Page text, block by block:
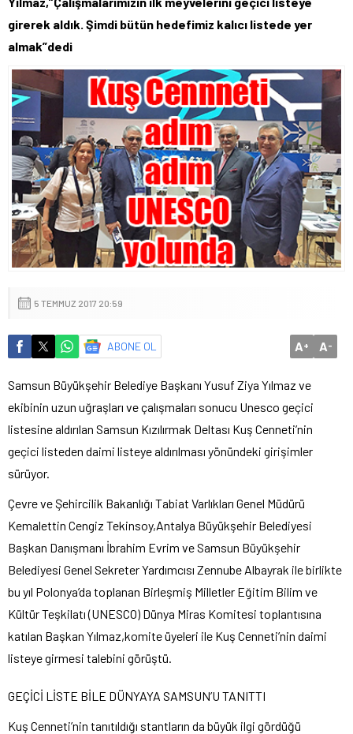
girerek aldık. Şimdi bütün hedefimiz kalıcı listede yer
almak”dedi
5 TEMMUZ 2017 20:59
ABONE OL A+ A-
Samsun Büyükşehir Belediye Başkanı Yusuf Ziya Yılmaz ve
ekibinin uzun uğraşları ve çalışmaları sonucu Unesco geçici
listesine aldırılan Samsun Kızılırmak Deltası Kuş Cenneti’nin
geçici listeden daimi listeye aldırılması yönündeki girişimler
sürüyor.
Çevre ve Şehircilik Bakanlığı Tabiat Varlıkları Genel Müdürü
Kemalettin Cengiz Tekinsoy,Antalya Büyükşehir Belediyesi
Başkan Danışmanı İbrahim Evrim ve Samsun Büyükşehir
Belediyesi Genel Sekreter Yardımcısı Zennube Albayrak ile birlikte
bu yıl Polonya’da toplanan Birleşmiş Milletler Eğitim Bilim ve
Kültür Teşkilatı (UNESCO) Dünya Miras Komitesi toplantısına
katılan Başkan Yılmaz,komite üyeleri ile Kuş Cenneti’nin daimi
listeye girmesi talebini görüştü.
GEÇİCİ LİSTE BİLE DÜNYAYA SAMSUN’U TANITTI
Kuş Cenneti’nin tanıtıldığı stantların da büyük ilgi gördüğü